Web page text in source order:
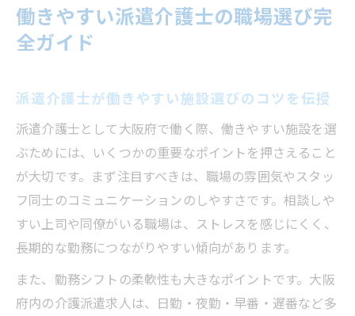
働きやすい派遣介護士の職場選び完
全ガイド
派遣介護士が働きやすい施設選びのコツを伝授
派遣介護士として大阪府で働く際、働きやすい施設を選
ぶためには、いくつかの重要なポイントを押さえること
が大切です。まず注目すべきは、職場の雰囲気やスタッ
フ同士のコミュニケーションのしやすさです。相談しや
すい上司や同僚がいる職場は、ストレスを感じにくく、
長期的な勤務につながりやすい傾向があります。
また、勤務シフトの柔軟性も大きなポイントです。大阪
府内の介護派遣求人は、日勤・夜勤・早番・遅番など多